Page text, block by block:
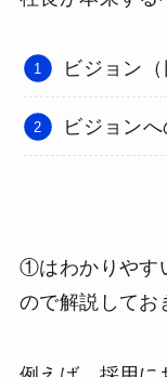
ビジョン
ビジョン
①はわかりやす
ので解説してお